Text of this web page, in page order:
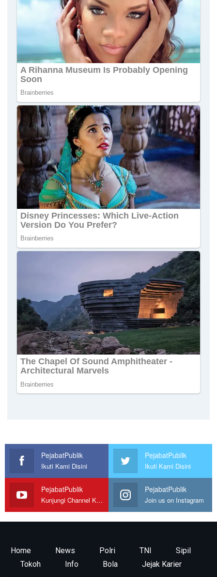
PejabatPublik
Ikuti Kami Disini
PejabatPublik
Ikuti Kami Disini
PejabatPublik
Kunjungi Channel Kami
PejabatPublik
Join us on Instagram
Home News Polri TNI
Sipil
Tokoh
Info Bola Jejak Karier